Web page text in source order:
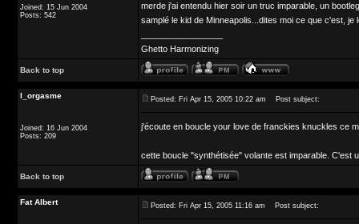
Joined: 15 Jun 2004
Posts: 542
merde j'ai entendu hier soir un truc imparable, un
samplé le kid de Minneapolis...dites moi ce que c'est, je
Ghetto Harmonizing
Back to top
l_orgasme
Joined: 16 Jun 2004
Posts: 209
Posted: Fri Apr 15, 2005 10:22 am Post subject:
j'écoute en boucle your love de franckies knuckles ce
cette boucle "synthétisée" volante est imparable. C'est
Back to top
Fat Albert Posted: Fri Apr 15, 2005 11:16 am Post subject: